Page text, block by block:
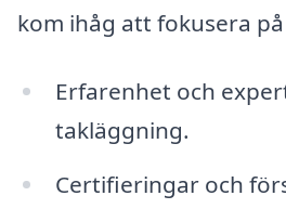
kom ihåg att fokusera
Erfarenhet och
takläggning.
Certifieringar och